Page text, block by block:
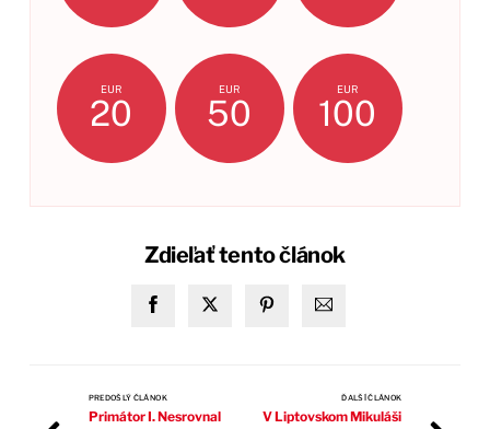
EUR
20
EUR
50
EUR
100
Zdieľať tento článok
PREDOŠLÝ ČLÁNOK
Primátor I. Nesrovnal
ĎALŠÍ ČLÁNOK
V Liptovskom Mikuláši